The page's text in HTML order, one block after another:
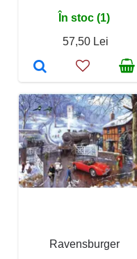
În stoc (1)
57,50 Lei
Ravensburger